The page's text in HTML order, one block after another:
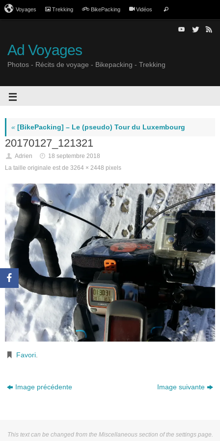
Voyages Trekking BikePacking Vidéos
Ad Voyages
Photos - Récits de voyage - Bikepacking - Trekking
« [BikePacking] – Le (pseudo) Tour du Luxembourg
20170127_121321
Adrien
18 septembre 2018
La taille originale est de 3264 × 2448 pixels
Favori
Image précédente Image suivante
This text can be changed from the Miscellaneous section of the settings page.